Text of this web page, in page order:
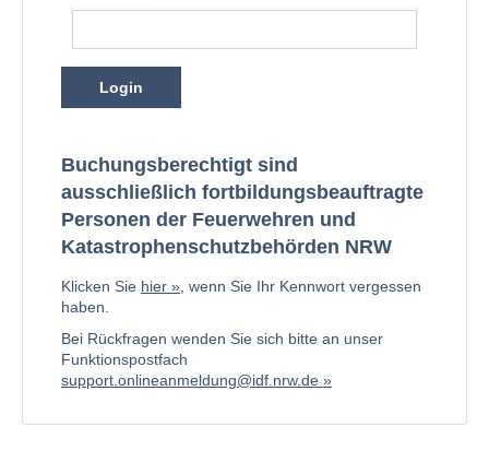
Login
Buchungsberechtigt sind
ausschließlich fortbildungsbeauftragte
Personen der Feuerwehren und
Katastrophenschutzbehörden NRW
Klicken Sie hier
, wenn Sie Ihr Kennwort vergessen
haben.
Bei Rückfragen wenden Sie sich bitte an unser
Funktionspostfach
support.onlineanmeldung@idf.nrw.de